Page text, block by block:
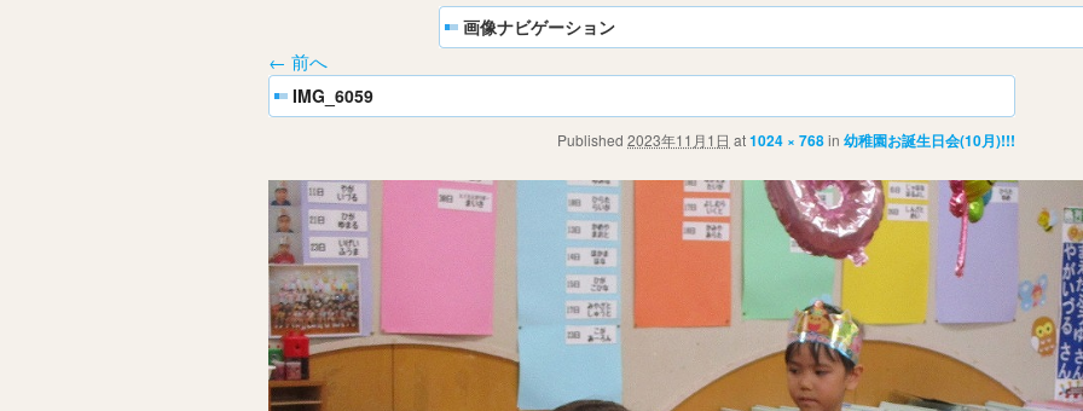
画像ナビゲーション
← 前へ
IMG_6059
Published 2023年11月1日 at1024 × 768in 幼稚園お誕生日会(10月)!!!